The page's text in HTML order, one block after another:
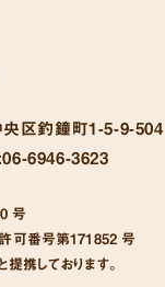
区釣鐘町1-5-9-504
06-6946-3623
号
可番号第171852 号
携しております。